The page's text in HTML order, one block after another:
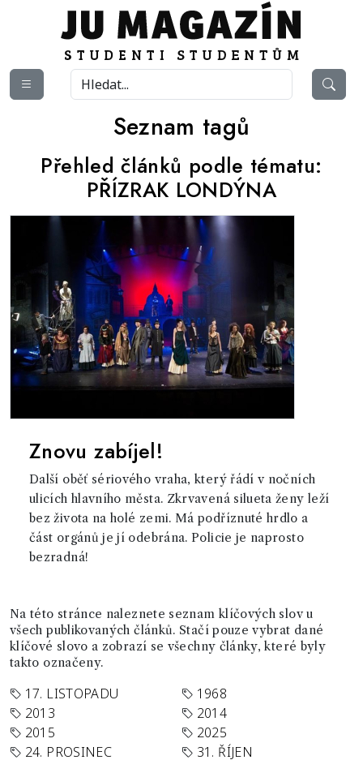
Seznam tagů
Přehled článků podle tématu:
PŘÍZRAK LONDÝNA
Znovu zabíjel!
Další oběť sériového vraha, který řádí v nočních
ulicích hlavního města. Zkrvavená silueta ženy leží
bez života na holé zemi. Má podříznuté hrdlo a
část orgánů je jí odebrána. Policie je naprosto
bezradná!
Na této stránce naleznete seznam klíčových slov u
všech publikovaných článků. Stačí pouze vybrat dané
klíčové slovo a zobrazí se všechny články, které byly
takto označeny.
17. LISTOPADU
1968
2013
2014
2015
2025
24. PROSINEC
31. ŘÍJEN